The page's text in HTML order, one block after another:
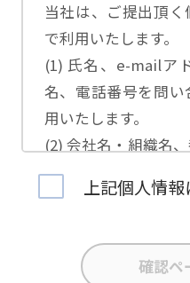
当社は、ご提出頂
で利用いたします。
(1) 氏名、e-mailア
名、電話番号を問
用いたします。
(2) 会社名・組織名
応担当者の振り分け
(3) お問合せ内容に
業活動の参考にいた
(4) 氏名、e-mailア
上記個人情